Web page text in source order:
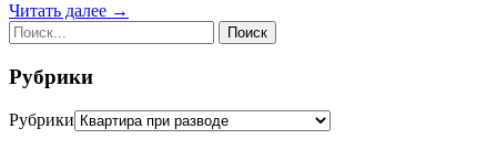
Читать далее →
Рубрики
Рубрики